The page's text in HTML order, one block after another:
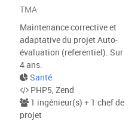
TMA
Maintenance corrective et
adaptative du projet Auto-
évaluation (referentiel). Sur
4 ans.
Santé
PHP5, Zend
1 ingénieur(s) + 1 chef de
projet